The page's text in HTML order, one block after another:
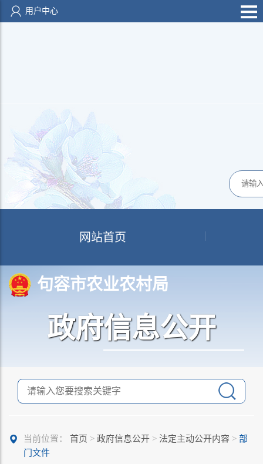
用户中心
网站首页
句容市农业农村局
政府信息公开
当前位置： 首页 > 政府信息公开 > 法定主动公开内容 > 部
门文件